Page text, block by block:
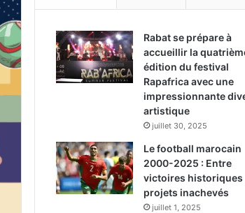
Rabat se prépare à
accueillir la
édition du festival
Rapafrica avec une
impressionnante
artistique
juillet 30, 2025
Le football marocain
2000-2025 : Entre
victoires historiques
projets inachevés
juillet 1, 2025